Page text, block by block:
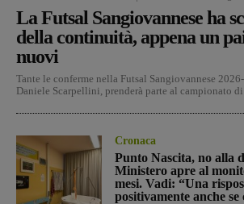
La Futsal Sangiovannese ha
della continuità, appena un
nuovi
Tante le conferme nella Futsal Sangiovannese
Daniele Scarpellini, prenderà parte al campionato di
Cronaca
Punto Nascita, no alla
Ministero apre al
mesi. Vadi: “Una
positivamente anche